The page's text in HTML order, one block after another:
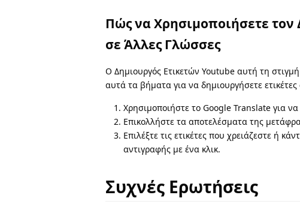
Πώς να Χρησιμοποιήσετε τον
σε Άλλες Γλώσσες
Ο Δημιουργός Ετικετών Youtube αυτή τη
αυτά τα βήματα για να δημιουργήσετε
Χρησιμοποιήστε το Google Translate για
Επικολλήστε τα αποτελέσματα της
Επιλέξτε τις ετικέτες που χρειάζεστε ή
αντιγραφής με ένα κλικ.
Συχνές Ερωτήσεις